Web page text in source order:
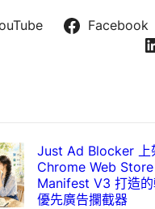
Facebook
Just Ad Blocker 上
Chrome Web
Manifest V3 打造
優先廣告攔截器